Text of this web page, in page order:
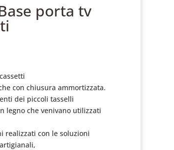
porta tv
con chiusura ammortizzata.
dei piccoli tasselli
legno che venivano utilizzati
realizzati con le soluzioni